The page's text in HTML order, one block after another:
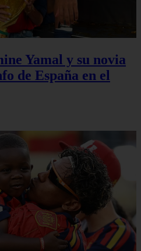
Yamal y su novia
de España en el